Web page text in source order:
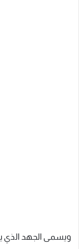
ويسمى الجهد